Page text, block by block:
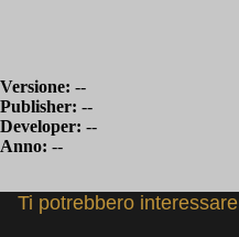
Versione: --
Publisher: --
Developer: --
Anno: --
Ti potrebbero interessare